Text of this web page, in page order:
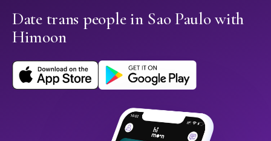
Date trans people in Sao Paulo with
Himoon